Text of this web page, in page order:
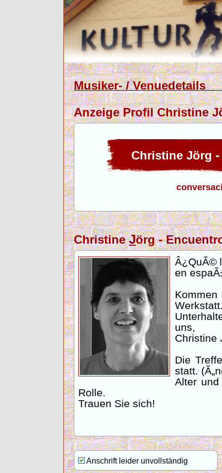
Musiker- / Venuedetails
Anzeige Profil Christine
Christine Jörg
ChristineJörg -
Â¿QuÃ©
en
uns,
Christine
Die
statt.
Alter
Rolle.
Trauen Sie sich!
Anschrift leider unvollständig